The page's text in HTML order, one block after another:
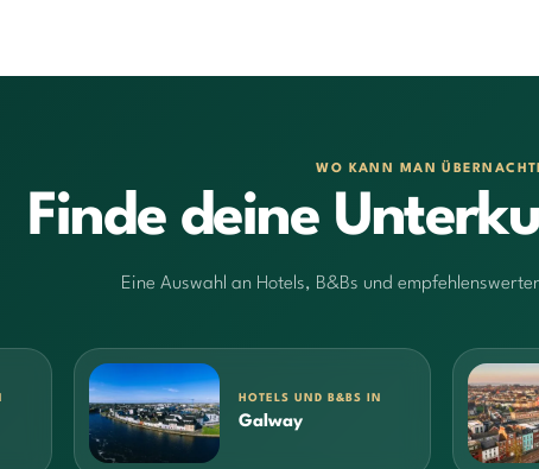
WO KANN MAN
Finde deine
Eine Auswahl an Hotels, B&Bs und
HOTELS UND B&BS IN
Galway